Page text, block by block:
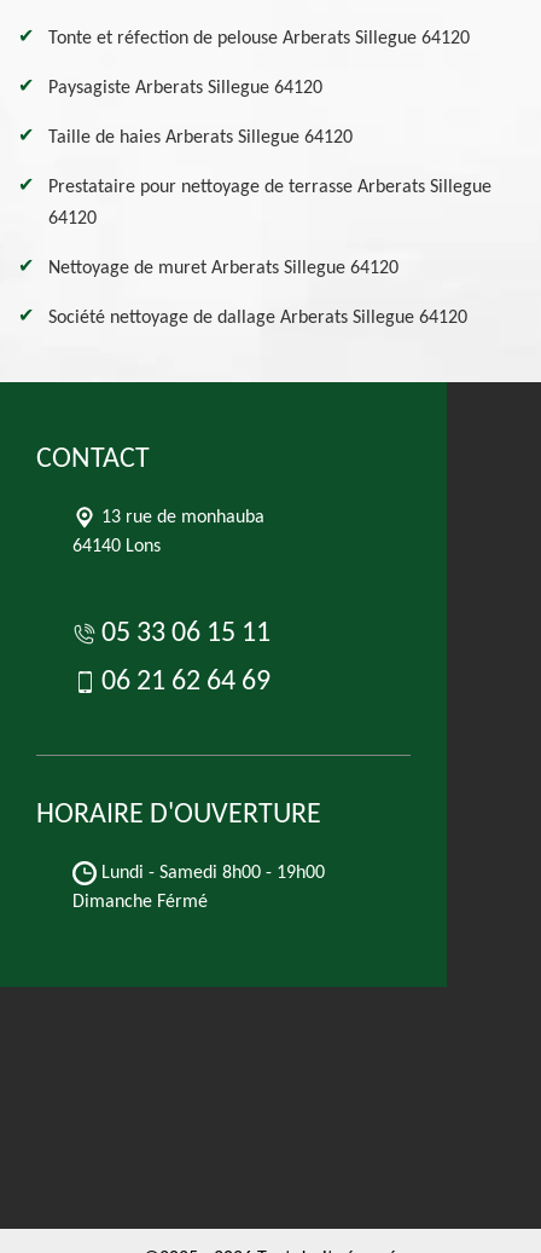
Tonte et réfection de pelouse Arberats Sillegue 64120
Paysagiste Arberats Sillegue 64120
Taille de haies Arberats Sillegue 64120
Prestataire pour nettoyage de terrasse Arberats Sillegue
64120
Nettoyage de muret Arberats Sillegue 64120
Société nettoyage de dallage Arberats Sillegue 64120
CONTACT
13 rue de monhauba
64140 Lons
05 33 06 15 11
06 21 62 64 69
HORAIRE D'OUVERTURE
Lundi - Samedi 8h00 - 19h00
Dimanche Férmé